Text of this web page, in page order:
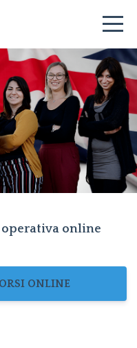
operativa online
ONLINE